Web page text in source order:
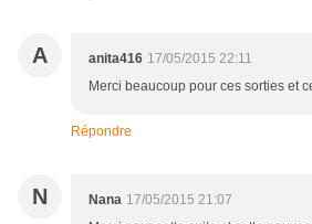
A anita416 17/05/2015 22:11
Merci beaucoup pour ces sorties et
Répondre
N Nana 17/05/2015 21:07